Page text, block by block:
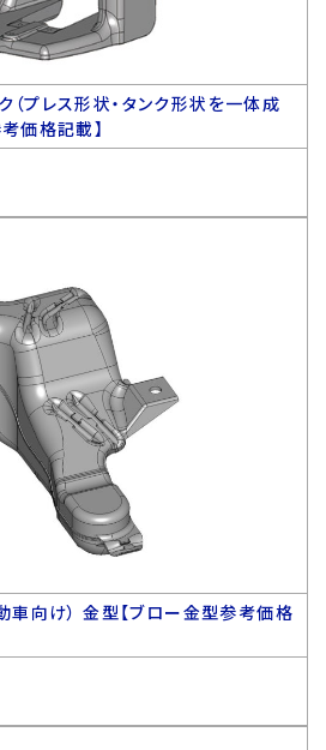
プレス形状・タンク形状を一体成
価格記載】
車向け） 金型【ブロー金型参考価格